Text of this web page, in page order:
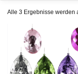
Alle 3 Ergebnisse werden